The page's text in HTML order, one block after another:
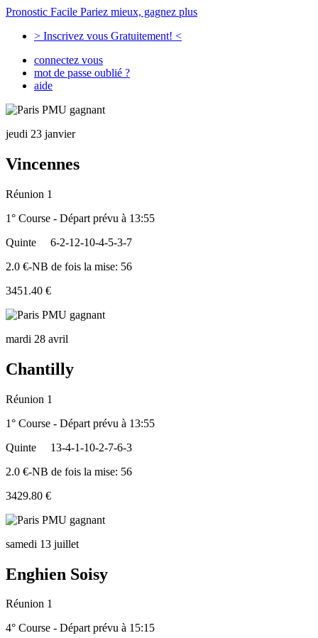
Pronostic Facile Pariez mieux, gagnez plus
> Inscrivez vous Gratuitement! <
connectez vous
mot de passe oublié ?
aide
jeudi 23 janvier
Vincennes
Réunion 1
1° Course - Départ prévu à 13:55
Quinte
6-2-12-10-4-5-3-7
2.0 €-NB de fois la mise: 56
3451.40 €
mardi 28 avril
Chantilly
Réunion 1
1° Course - Départ prévu à 13:55
Quinte
13-4-1-10-2-7-6-3
2.0 €-NB de fois la mise: 56
3429.80 €
samedi 13 juillet
Enghien Soisy
Réunion 1
4° Course - Départ prévu à 15:15